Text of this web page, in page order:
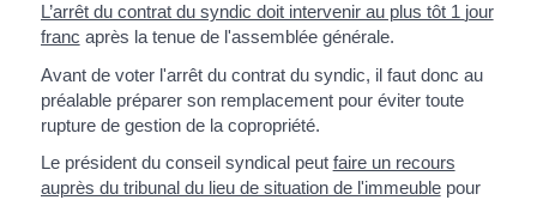
L’arrêt du contrat du syndic doit intervenir au plus tôt 1 jour
franc après la tenue de l'assemblée générale.
Avant de voter l'arrêt du contrat du syndic, il faut donc au
préalable préparer son remplacement pour éviter toute
rupture de gestion de la copropriété.
Le président du conseil syndical peut faire un recours
auprès du tribunal du lieu de situation de l'immeublepour